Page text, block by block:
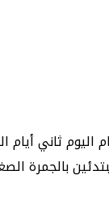
أيام
الصغرى